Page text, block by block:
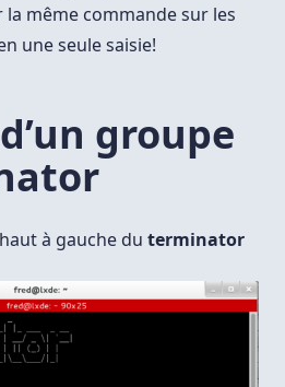
la même commande sur les
une seule saisie!
groupe
à gauche du terminator